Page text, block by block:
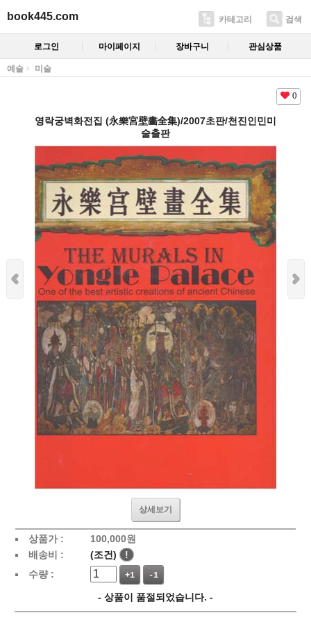
book445.com 카테고리 검색
로그인 마이페이지 장바구니 관심상품
예술 미술
0
영락궁벽화전집 (永樂宮壁畵全集)/2007초판/천진인민미
술출판
상세보기
상품가 : 100,000원
배송비 :
(조건)
!
수량 :
+1 -1
- 상품이 품절되었습니다. -